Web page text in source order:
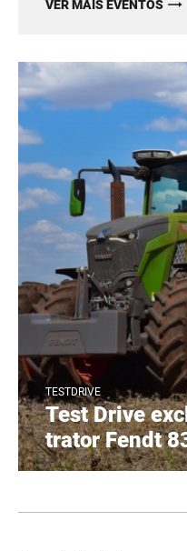
VER MAIS EVENTOS
TESTDRIVE
Test Drive
trator Fendt